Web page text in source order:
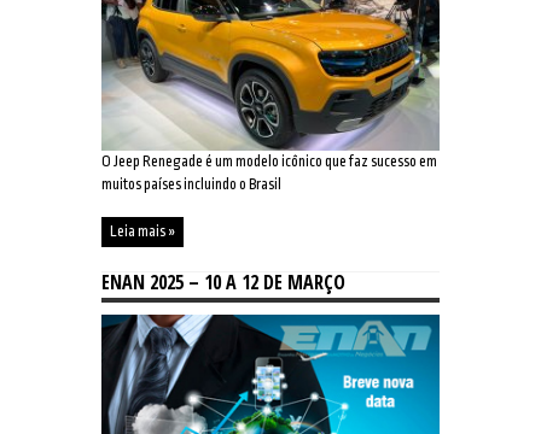
O Jeep Renegade é um modelo icônico que faz sucesso em
muitos países incluindo o Brasil
Leia mais »
ENAN 2025 – 10 A 12 DE MARÇO